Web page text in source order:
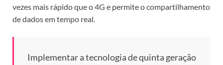
vezes mais rápido que o 4G e permite o compartilhamento
de dados em tempo real.
Implementar a tecnologia de quinta geração